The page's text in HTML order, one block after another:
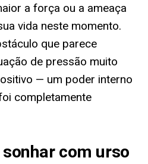
a força ou a ameaça
vida neste momento.
que parece
de pressão muito
— um poder interno
completamente
com urso